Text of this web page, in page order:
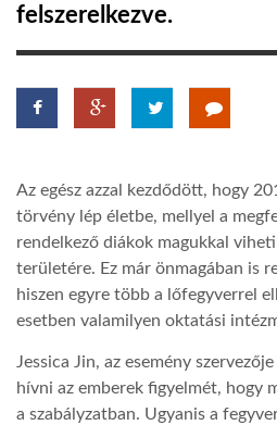
GLOBOTV
AFRIKA TUDÁSTÁR
A NAP SZÉPE
GLOBOZSARU
felszerelkezve.
Az egész azzal kezdődött, hogy
törvény lép életbe, mellyel a
rendelkező diákok magukkal
területére. Ez már önmagában is
hiszen egyre több a lőfegyverrel
esetben valamilyen oktatási
Jessica Jin, az esemény
hívni az emberek figyelmét, hogy
a szabályzatban. Ugyanis a